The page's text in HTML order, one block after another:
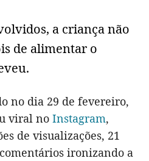
a criança não
de alimentar o
no dia 29 de fevereiro,
viral no Instagram,
de visualizações, 21
ironizando a